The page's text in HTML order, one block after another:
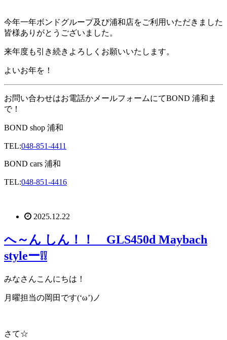
今年一年ボンドグループ及び浦和店をご利用いただきました
皆様ありがとうございました。
来年度も引き続きよろしくお願いいたします。
よいお年を！
お問い合わせはお電話かメールフォームにてBOND 浦和ま
で！
BOND shop 浦和
TEL:048-851-4411
BOND cars 浦和
TEL:048-851-4416
2025.12.22
へ～ん しん！！ GLS450d Maybach
styleー❕❕
みなさんこんにちは！
月曜担当の岡田です(‘ω’)ノ
さて☆